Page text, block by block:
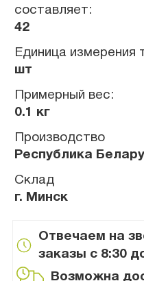
составляет:
42
Единица измерения
шт
Примерный вес:
0.1 кг
Производство
Республика
Склад
г. Минск
Отвечаем на
заказы с 8:30
Возможна